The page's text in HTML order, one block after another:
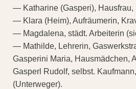
— Katharine (Gasperi), Hausfrau,
— Klara (Heim), Aufräumerin,
— Magdalena, städt. Arbeiterin
— Mathilde, Lehrerin,
Gasperini Maria, Hausmädchen,
Gasperl Rudolf, selbst.
(Unterweger).